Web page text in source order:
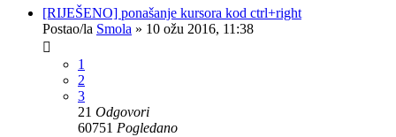
[RIJEŠENO] ponašanje kursora kod ctrl+right
Postao/la Smola » 10 ožu 2016, 11:38
1
2
3
21 Odgovori
60751 Pogledano